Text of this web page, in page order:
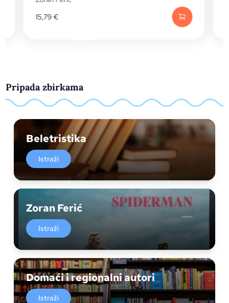
15,79€
Pripada zbirkama
Beletristika
Istraži
Zoran Ferić
Istraži
Domaći i regionalni autori
Istraži